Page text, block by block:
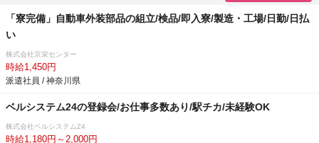
「寮完備」自動車外装部品の組立/検品/即入寮/製造・工場/日勤/日払
い
株式会社京栄センター
時給1,450円
派遣社員 / 神奈川県
ベルシステム24の登録会/お仕事多数あり/駅チカ/未経験OK
株式会社ベルシステム24
時給1,180円～2,000円